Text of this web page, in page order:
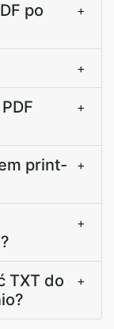
po
+
+
+
print-
+
+
TXT do
+